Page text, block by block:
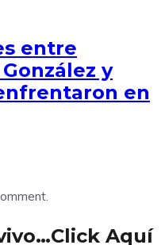
entre
y
en
Aquí